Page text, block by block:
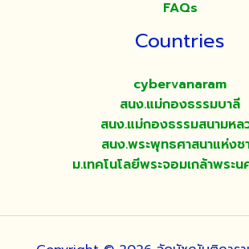
FAQs
Countries
cybervanaram
สนง.แม่กองธรรมบาลี
สนง.แม่กองธรรมสนามหล
สนง.พระพุทธศาสนาแห่งช
ม.เทคโนโลยีพระจอมเกล้าพระน